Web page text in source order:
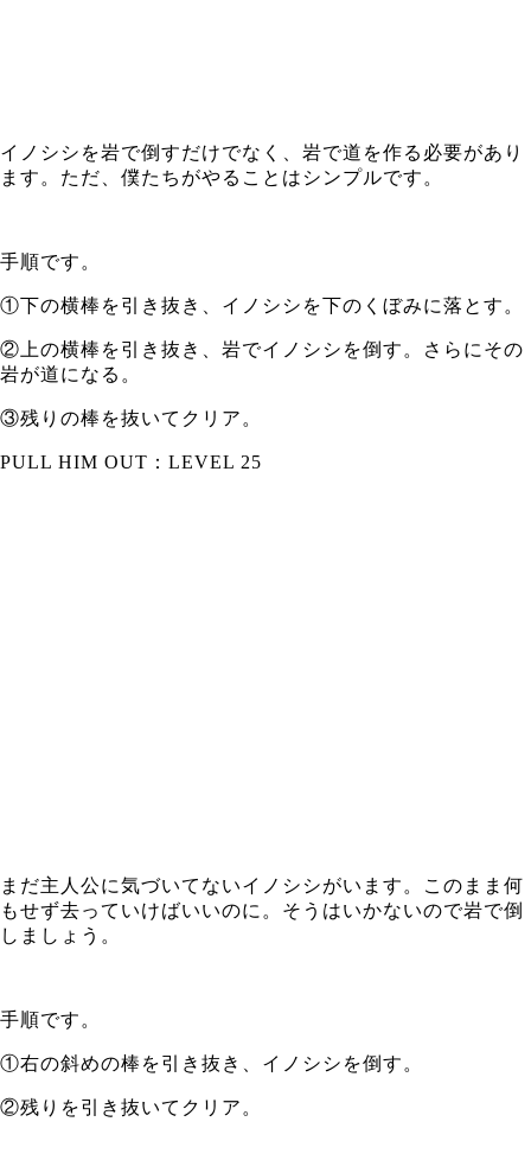
イノシシを岩で倒すだけでなく、岩で道を作る必要があり
ます。ただ、僕たちがやることはシンプルです。
手順です。
①下の横棒を引き抜き、イノシシを下のくぼみに落とす。
②上の横棒を引き抜き、岩でイノシシを倒す。さらにその
岩が道になる。
③残りの棒を抜いてクリア。
PULL HIM OUT：LEVEL 25
まだ主人公に気づいてないイノシシがいます。このまま何
もせず去っていけばいいのに。そうはいかないので岩で倒
しましょう。
手順です。
①右の斜めの棒を引き抜き、イノシシを倒す。
②残りを引き抜いてクリア。